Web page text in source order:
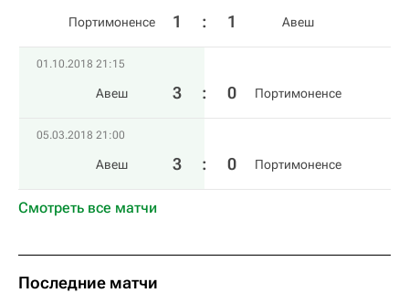
Портимоненсе 1 : 1 Авеш
01.10.2018 21:15
Авеш 3 : 0 Портимоненсе
05.03.2018 21:00
Авеш 3 : 0 Портимоненсе
Смотреть все матчи
Последние матчи